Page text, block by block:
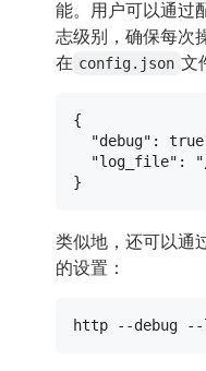
能。用户可以通过
志级别，确保每次
在 config.json 文
{
"debug" : true
"log_file" :
}
类似地，还可以通
的设置：